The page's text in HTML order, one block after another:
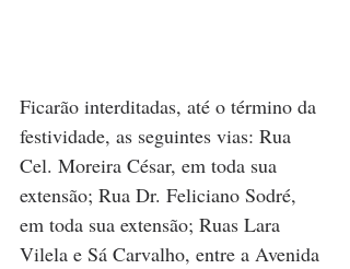
Ficarão interditadas, até o término da
festividade, as seguintes vias: Rua
Cel. Moreira César, em toda sua
extensão; Rua Dr. Feliciano Sodré,
em toda sua extensão; Ruas Lara
Vilela e Sá Carvalho, entre a Avenida